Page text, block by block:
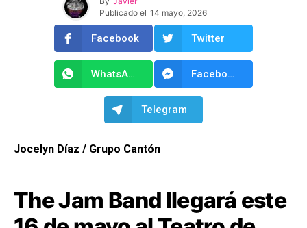
Publicado el 14 mayo, 2026
Facebook Twitter
WhatsApp Facebook Messenger
Telegram
Jocelyn Díaz / Grupo Cantón
The Jam Band llegará este